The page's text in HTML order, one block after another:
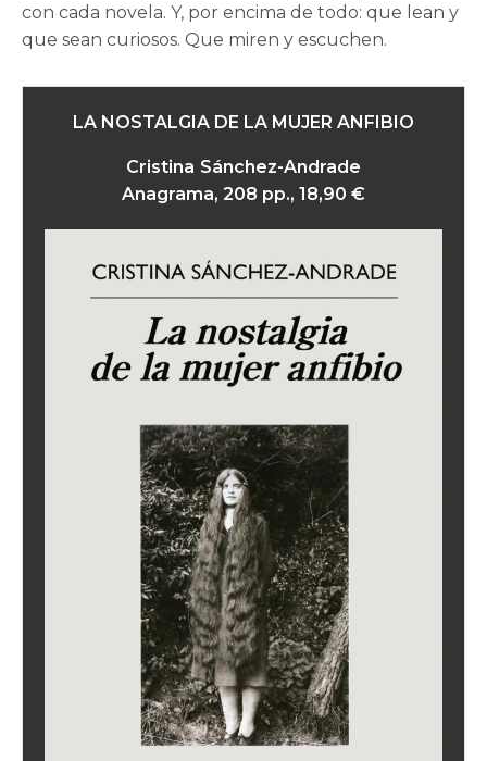
con cada novela. Y, por encima de todo: que lean y
que sean curiosos. Que miren y escuchen.
LA NOSTALGIA DE LA MUJER ANFIBIO
Cristina Sánchez-Andrade
Anagrama, 208 pp., 18,90 €